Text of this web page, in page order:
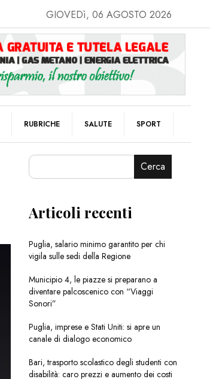
GIOVEDì, 06 AGOSTO 2026
RUBRICHE SALUTE SPORT
Cerca
Articoli recenti
Puglia, salario minimo garantito per chi
vigila sulle sedi della Regione
Municipio 4, le piazze si preparano a
diventare palcoscenico con “Viaggi
Sonori”
Puglia, imprese e Stati Uniti: si apre un
canale di dialogo economico
Bari, trasporto scolastico degli studenti con
disabilità: caro prezzi e aumento dei costi